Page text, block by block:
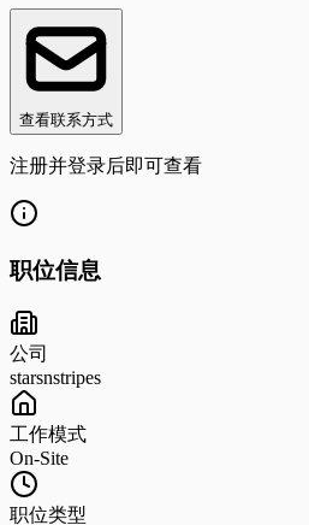
查看联系方式
注册并登录后即可查看
职位信息
公司
starsnstripes
工作模式
On-Site
职位类型